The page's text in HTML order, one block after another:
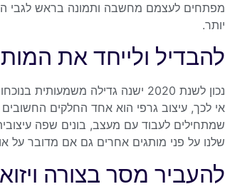
מפתחים לעצמם מחשבה ותמונה בראש לגבי
יותר.
להבדיל ולייחד את
נכון לשנת 2020 ישנה גדילה משמעותית בנוכחות עסקים ברשתות חברתיות במיוחד אחרי COVID-19.
אי לכך, עיצוב גרפי הוא אחד החלקים
שמתחילים לעבוד עם מעצב, בונים שפה
שלנו על פני מותגים אחרים גם אם מדובר על
להעביר מסר בצורה